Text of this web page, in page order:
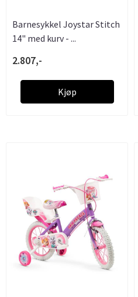
Barnesykkel Joystar Stitch
14" med kurv - ...
2.807,-
Kjøp